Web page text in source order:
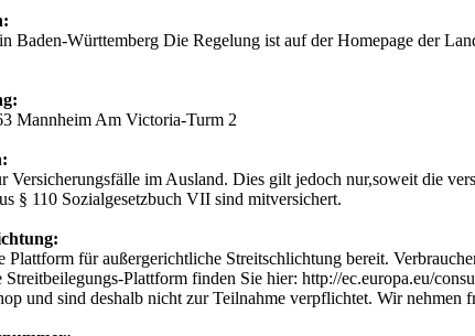
Baden-Württemberg Die Regelung ist auf der Homepage der
Mannheim Am Victoria-Turm 2
Versicherungsfälle im Ausland. Dies gilt jedoch nur,soweit die
§ 110 Sozialgesetzbuch VII sind mitversichert.
für außergerichtliche Streitschlichtung bereit.
Plattform finden Sie hier: http://ec.europa.eu/
und sind deshalb nicht zur Teilnahme verpflichtet. Wir